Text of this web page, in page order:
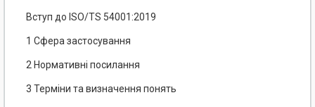
Вступ до ІSО/TS 54001:2019
1 Сфера застосування
2 Нормативні посилання
3 Терміни та визначення понять